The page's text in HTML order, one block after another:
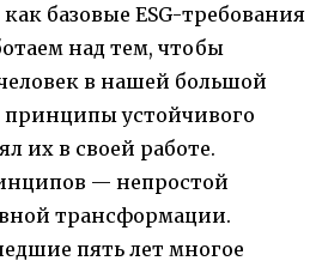
базовые ESG-требования
над тем, чтобы
в нашей большой
устойчивого
их в своей работе.
— непростой
трансформации.
пять лет многое